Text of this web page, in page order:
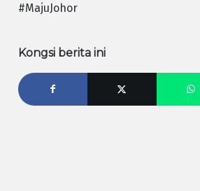
#MajuJohor
Kongsi berita ini